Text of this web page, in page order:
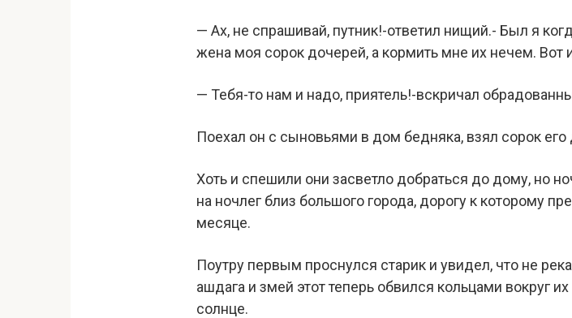
— Ах, не спрашивай, путник!-ответил нищий.- Был я
жена моя сорок дочерей, а кормить мне их нечем.
— Тебя-то нам и надо, приятель!-вскричал
Поехал он с сыновьями в дом бедняка, взял сорок
Хоть и спешили они засветло добраться до дому, но
на ночлег близ большого города, дорогу к которому
месяце.
Поутру первым проснулся старик и увидел, что не
ашдага и змей этот теперь обвился кольцами вокруг
солнце.